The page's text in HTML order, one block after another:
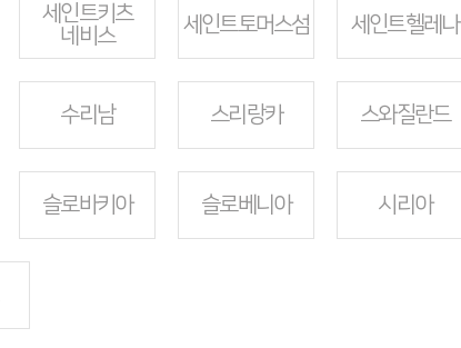
세인트키츠
네비스
세인트토머스섬 세인트헬레나
수리남 스리랑카 스와질란드
슬로바키아 슬로베니아 시리아